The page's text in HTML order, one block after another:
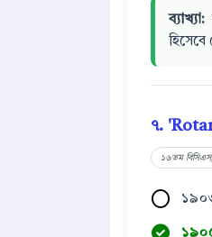
ব্যাখ্যা:
৭.
১৬তম বিসিএস/